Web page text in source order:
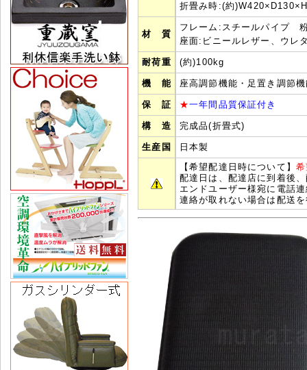
折畳み時:(約
材 質
フレーム:スチールパイプ
座面:ビニールレザー、ウレ
耐荷重 (約)100kg
機 能 座高調節機能・足置き調節
保 証 ★一年間品質保証付き
構 造 完成品(折畳式)
生産国
日本製
【希望配達日時について】
配達日は、配達店に到着後
エンドユーザー様宛に電話
連絡が取れない場合は配送